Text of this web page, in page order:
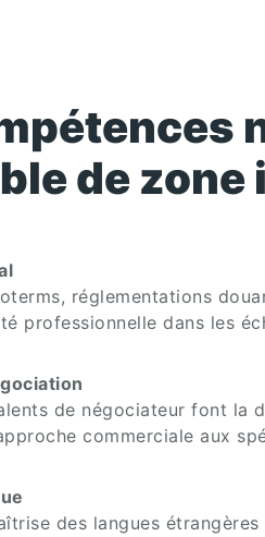
de
réglementations
professionnelle dans les
de négociateur font la
commerciale aux
des langues